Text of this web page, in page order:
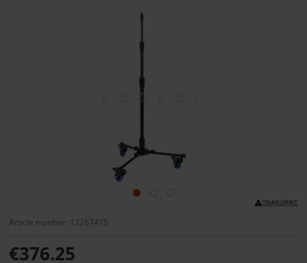
Article number: 12267475
€376.25